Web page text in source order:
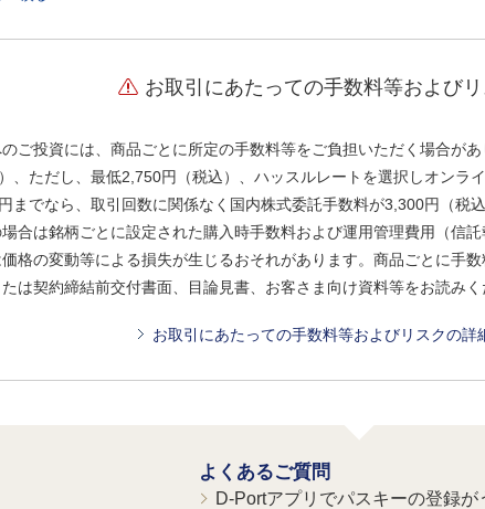
お取引にあたっての手数料等および
ご投資には、商品ごとに所定の手数料等をご負担いただく場合が
、ただし、最低2,750円（税込）、ハッスルレートを選択しオンラ
までなら、取引回数に関係なく国内株式委託手数料が3,300円（税
合は銘柄ごとに設定された購入時手数料および運用管理費用（信託
格の変動等による損失が生じるおそれがあります。商品ごとに手
は契約締結前交付書面、目論見書、お客さま向け資料等をお読みく
お取引にあたっての手数料等およびリスクの詳
よくあるご質問
D-Portアプリでパスキーの登録が